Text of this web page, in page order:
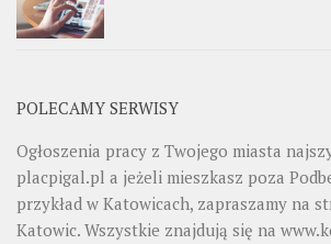
POLECAMY SERWISY
Ogłoszenia pracy z Twojego miasta
placpigal.pl a jeżeli mieszkasz poza
przykład w Katowicach, zapraszamy na
Katowic. Wszystkie znajdują się na